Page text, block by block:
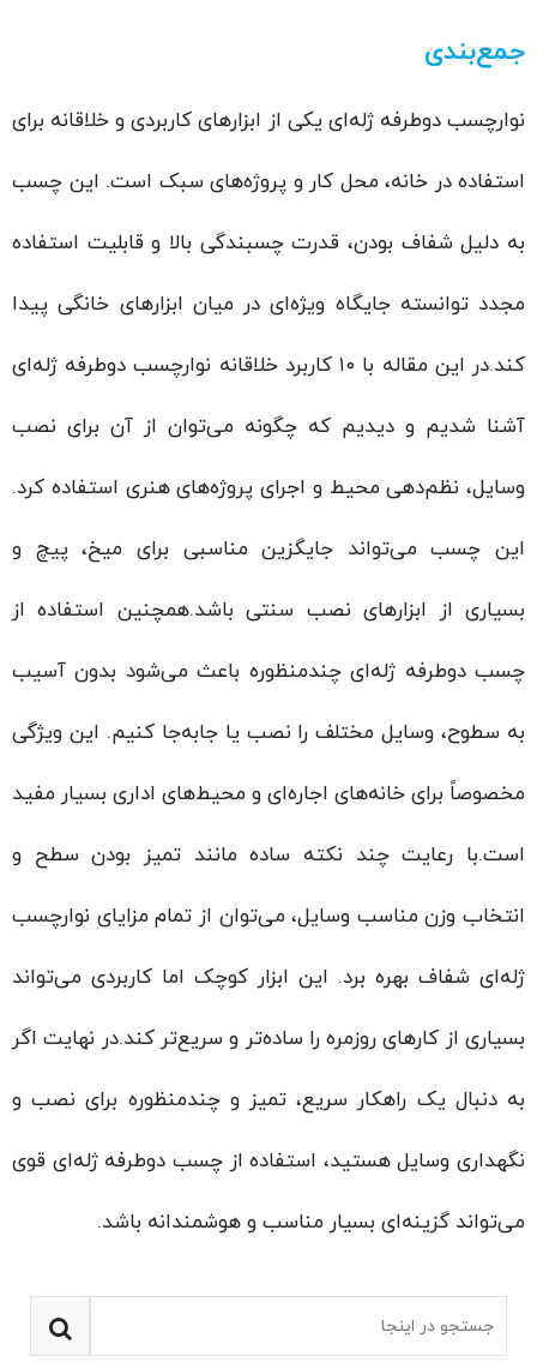
جمع‌بندی
نوارچسب دوطرفه ژله‌ای یکی از ابزارهای کاربردی و خلاقانه برای
استفاده در خانه، محل کار و پروژه‌های سبک است. این چسب
به دلیل شفاف بودن، قدرت چسبندگی بالا و قابلیت استفاده
مجدد توانسته جایگاه ویژه‌ای در میان ابزارهای خانگی پیدا
کند.در این مقاله با ۱۰ کاربرد خلاقانه نوارچسب دوطرفه ژله‌ای
آشنا شدیم و دیدیم که چگونه می‌توان از آن برای نصب
وسایل، نظم‌دهی محیط و اجرای پروژه‌های هنری استفاده کرد.
این چسب می‌تواند جایگزین مناسبی برای میخ، پیچ و
بسیاری از ابزارهای نصب سنتی باشد.همچنین استفاده از
چسب دوطرفه ژله‌ای چندمنظوره باعث می‌شود بدون آسیب
به سطوح، وسایل مختلف را نصب یا جابه‌جا کنیم. این ویژگی
مخصوصاً برای خانه‌های اجاره‌ای و محیط‌های اداری بسیار مفید
است.با رعایت چند نکته ساده مانند تمیز بودن سطح و
انتخاب وزن مناسب وسایل، می‌توان از تمام مزایای نوارچسب
ژله‌ای شفاف بهره برد. این ابزار کوچک اما کاربردی می‌تواند
بسیاری از کارهای روزمره را ساده‌تر و سریع‌تر کند.در نهایت اگر
به دنبال یک راهکار سریع، تمیز و چندمنظوره برای نصب و
نگهداری وسایل هستید، استفاده از چسب دوطرفه ژله‌ای قوی
می‌تواند گزینه‌ای بسیار مناسب و هوشمندانه باشد.